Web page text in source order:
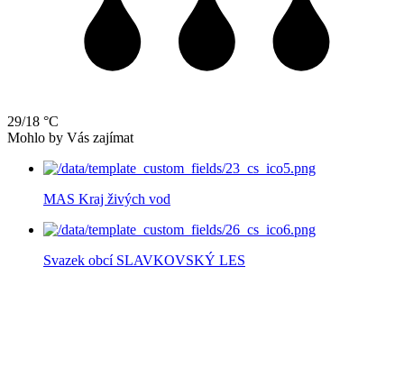
29/18 °C
Mohlo by Vás zajímat
MAS Kraj živých vod
Svazek obcí SLAVKOVSKÝ LES